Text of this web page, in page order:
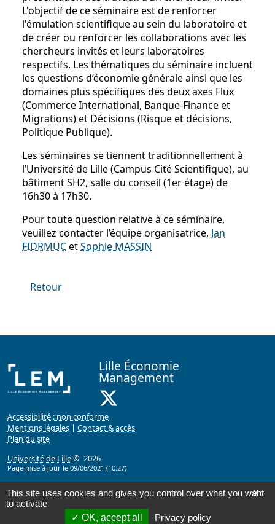
L'objectif de ce séminaire est de renforcer
l'émulation scientifique au sein du laboratoire et
de créer ou renforcer les collaborations avec les
chercheurs invités et leurs laboratoires
respectifs. Les thématiques du séminaire incluent
les questions d’économie générale ainsi que les
domaines plus spécifiques des deux axes Flux
(Commerce International, Banque-Finance et
Migrations) et Décisions (Risque et décisions,
Politique Publique).
Les séminaires se tiennent traditionnellement à
l’Université de Lille (Campus Cité Scientifique), au
bâtiment SH2, salle du conseil (1er étage) de
16h30 à 17h30.
Pour toute question relative à ce séminaire,
veuillez contacter l’équipe organisatrice, Jan
FIDRMUCetSophie MASSIN
Retour
Lille Économie
Management
Accessibilité : non conforme
Mentions légales | Contact & accès
Plan du site
Université de Lille© 2026
Page mise à jour le 09/06/2021 (10:27)
X
This site uses cookies and gives you control over what you want
to activate
OK, accept all
Privacy policy